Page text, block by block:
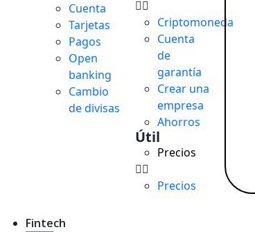
Cuenta
Tarjetas
Pagos
Open
banking
Cambio
de divisas
Criptomoneda
Cuenta
de
garantía
Crear una
empresa
Ahorros
Útil
Precios
Precios
Fintech